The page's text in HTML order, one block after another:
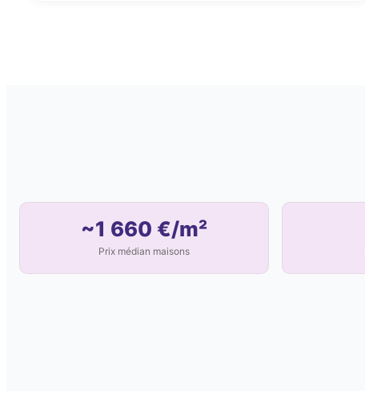
~1 660 €/m²
Prix médian maisons